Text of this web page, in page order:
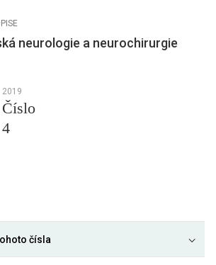
neurologie a neurochirurgie
2019
Číslo
4
čísla